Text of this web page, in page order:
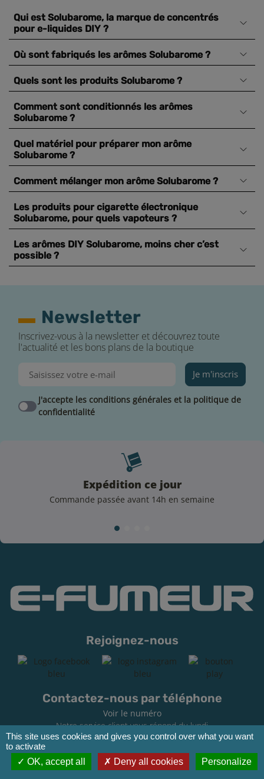
Qui est Solubarome, la marque de concentrés
pour e-liquides DIY ?
Où sont fabriqués les arômes Solubarome ?
Quels sont les produits Solubarome ?
Comment sont conditionnés les arômes
Solubarome ?
Quel matériel pour préparer mon arôme
Solubarome ?
Comment mélanger mon arôme Solubarome ?
Les produits pour cigarette électronique
Solubarome, pour quels vapoteurs ?
Les arômes DIY Solubarome, moins cher c’est
possible ?
Newsletter
Inscrivez-vous à la newsletter et découvrez toute
l'actualité et les bons plans de la boutique
Je m'inscris
J'accepte les conditions générales et la politique de
confidentialité
Expédition ce jour
Commande passée avant 14h en semaine
Rejoignez-nous
Contactez-nous par téléphone
Voir le numéro
Notre service client vous répond du lundi
au vendredi de 9h à 12h et de 13h30 à 17h
(sauf jours fériés)
Accès rapide
This site uses cookies and gives you control over what you want
to activate
OK, accept all
Deny all cookies Personalize